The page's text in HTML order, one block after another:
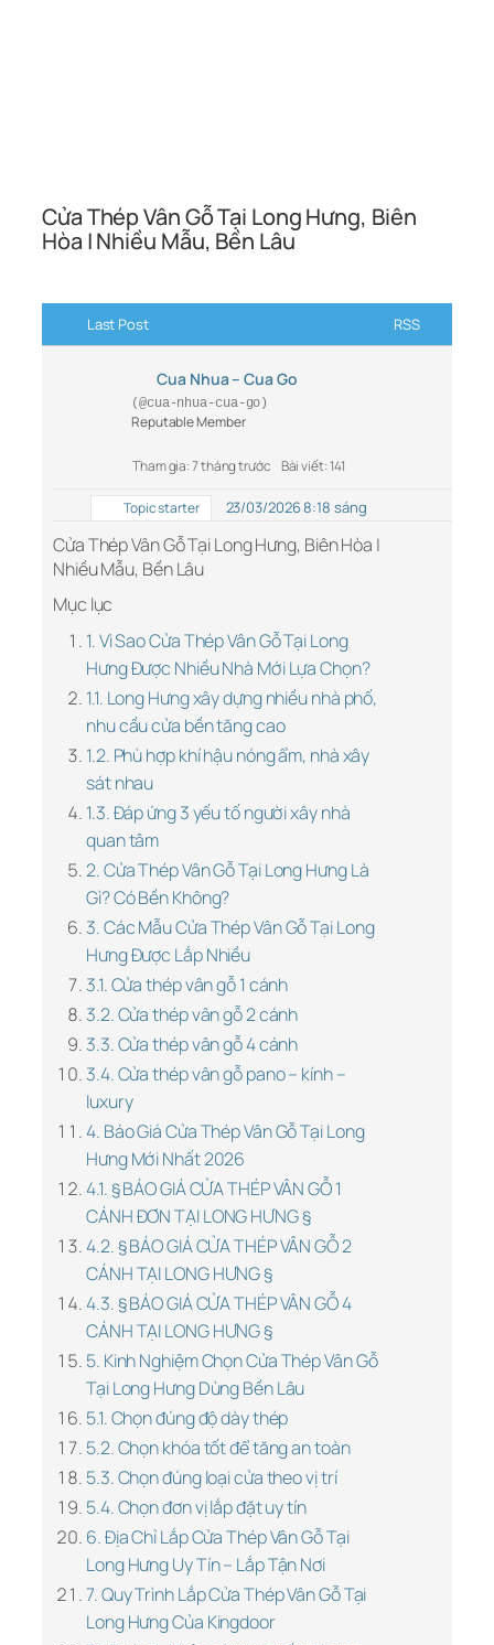
Cửa Thép Vân Gỗ Tại Long Hưng, Biên
Hòa | Nhiều Mẫu, Bền Lâu
Last Post RSS
Cua Nhua – Cua Go
(@cua-nhua-cua-go)
Reputable Member
Tham gia: 7 tháng trước Bài viết: 141
Topic starter 23/03/2026 8:18 sáng
Cửa Thép Vân Gỗ Tại Long Hưng, Biên Hòa |
Nhiều Mẫu, Bền Lâu
Mục lục
1. Vì Sao Cửa Thép Vân Gỗ Tại Long
Hưng Được Nhiều Nhà Mới Lựa Chọn?
1.1. Long Hưng xây dựng nhiều nhà phố,
nhu cầu cửa bền tăng cao
1.2. Phù hợp khí hậu nóng ẩm, nhà xây
sát nhau
1.3. Đáp ứng 3 yếu tố người xây nhà
quan tâm
2. Cửa Thép Vân Gỗ Tại Long Hưng Là
Gì? Có Bền Không?
3. Các Mẫu Cửa Thép Vân Gỗ Tại Long
Hưng Được Lắp Nhiều
3.1. Cửa thép vân gỗ 1 cánh
3.2. Cửa thép vân gỗ 2 cánh
3.3. Cửa thép vân gỗ 4 cánh
3.4. Cửa thép vân gỗ pano – kính –
luxury
4. Báo Giá Cửa Thép Vân Gỗ Tại Long
Hưng Mới Nhất 2026
4.1. § BÁO GIÁ CỬA THÉP VÂN GỖ 1
CÁNH ĐƠN TẠI LONG HƯNG §
4.2. § BÁO GIÁ CỬA THÉP VÂN GỖ 2
CÁNH TẠI LONG HƯNG §
4.3. § BÁO GIÁ CỬA THÉP VÂN GỖ 4
CÁNH TẠI LONG HƯNG §
5. Kinh Nghiệm Chọn Cửa Thép Vân Gỗ
Tại Long Hưng Dùng Bền Lâu
5.1. Chọn đúng độ dày thép
5.2. Chọn khóa tốt để tăng an toàn
5.3. Chọn đúng loại cửa theo vị trí
5.4. Chọn đơn vị lắp đặt uy tín
6. Địa Chỉ Lắp Cửa Thép Vân Gỗ Tại
Long Hưng Uy Tín – Lắp Tận Nơi
7. Quy Trình Lắp Cửa Thép Vân Gỗ Tại
Long Hưng Của Kingdoor